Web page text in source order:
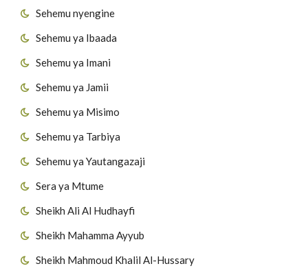
Sehemu nyengine
Sehemu ya Ibaada
Sehemu ya Imani
Sehemu ya Jamii
Sehemu ya Misimo
Sehemu ya Tarbiya
Sehemu ya Yautangazaji
Sera ya Mtume
Sheikh Ali Al Hudhayfi
Sheikh Mahamma Ayyub
Sheikh Mahmoud Khalil Al-Hussary